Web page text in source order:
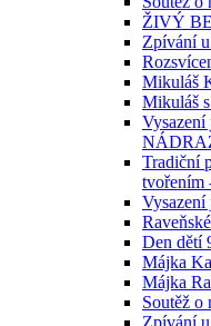
ŽIVÝ
Zpívání
Mikuláš
Mikuláš
Tradiční
tvořením
Den dětí
Májka
Májka
Soutěž o
Zpívání